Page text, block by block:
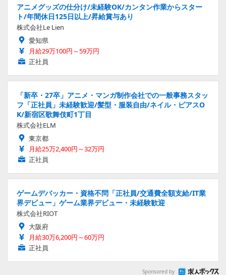
アニメグッズの仕分け/未経験OK/カンタン作業からスター
ト/年間休日125日以上/昇給賞与あり
株式会社Le Lien
愛知県
月給29万100円～59万円
正社員
「新卒・27卒」アニメ・マンガ制作会社での一般事務スタッ
フ「正社員」未経験歓迎/髪型・服装自由/ネイル・ピアスO
K/新宿区歌舞伎町1丁目
株式会社ELM
東京都
月給25万2,400円～32万円
正社員
ゲームデバッカー・資格不問「正社員/交通費全額支給/IT業
界デビュー」ゲーム業界デビュー・未経験歓迎
株式会社RIOT
大阪府
月給30万6,200円～60万円
正社員
Sponsored by